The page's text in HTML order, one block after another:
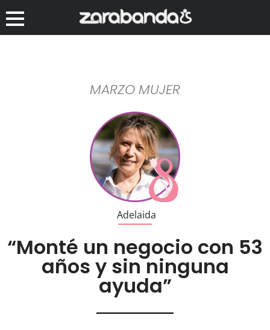
MARZO MUJER
Adelaida
“Monté un negocio con 53
años y sin ninguna
ayuda”